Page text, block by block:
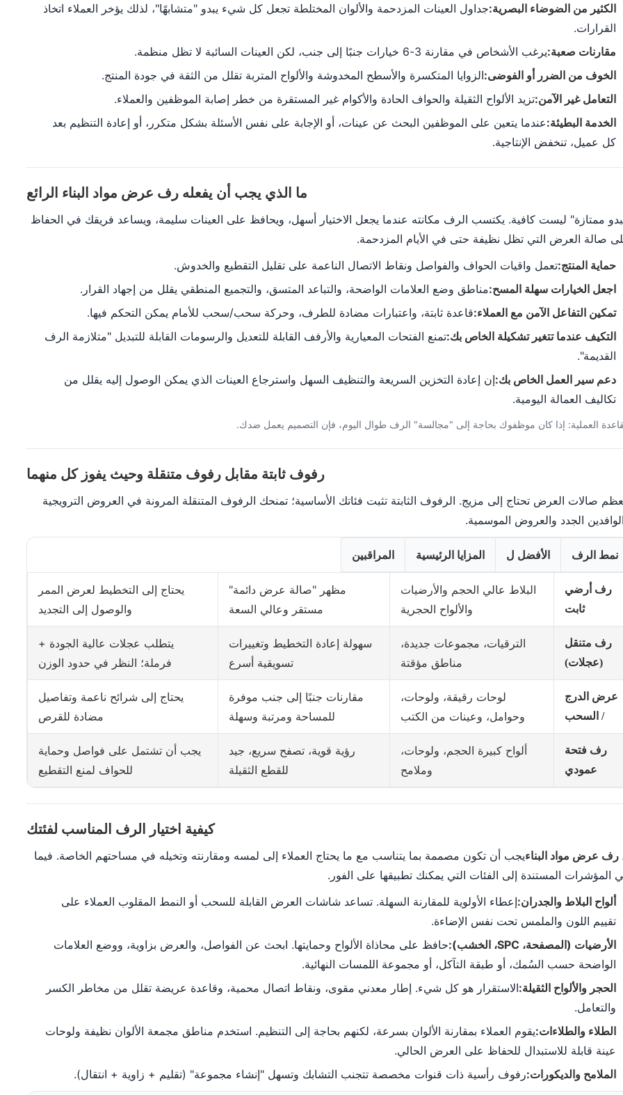
الكثير من الضوضاء البصرية:جداول العينات المزدحمة والألوان المختلطة تجعل كل شيء يبدو "متشابهًا"، لذلك يؤخر العملاء اتخاذ
القرارات.
مقارنات صعبة:يرغب الأشخاص في مقارنة 3-6 خيارات جنبًا إلى جنب، لكن العينات السائبة لا تظل منظمة.
الخوف من الضرر أو الفوضى:الزوايا المتكسرة والأسطح المخدوشة والألواح المتربة تقلل من الثقة في جودة المنتج.
التعامل غير الآمن:تزيد الألواح الثقيلة والحواف الحادة والأكوام غير المستقرة من خطر إصابة الموظفين والعملاء.
الخدمة البطيئة:عندما يتعين على الموظفين البحث عن عينات، أو الإجابة على نفس الأسئلة بشكل متكرر، أو إعادة التنظيم بعد
كل عميل، تنخفض الإنتاجية.
ما الذي يجب أن يفعله رف عرض مواد البناء الرائع
ممتازة" ليست كافية. يكتسب الرف مكانته عندما يجعل الاختيار أسهل، ويحافظ على العينات سليمة، ويساعد فريقك في الحفاظ
صالة العرض التي تظل نظيفة حتى في الأيام المزدحمة.
حماية المنتج:تعمل واقيات الحواف والفواصل ونقاط الاتصال الناعمة على تقليل التقطيع والخدوش.
اجعل الخيارات سهلة المسح:مناطق وضع العلامات الواضحة، والتباعد المتسق، والتجميع المنطقي يقلل من إجهاد القرار.
تمكين التفاعل الآمن مع العملاء:قاعدة ثابتة، واعتبارات مضادة للطرف، وحركة سحب/سحب للأمام يمكن التحكم فيها.
التكيف عندما تتغير تشكيلة الخاص بك:تمنع الفتحات المعيارية والأرفف القابلة للتعديل والرسومات القابلة للتبديل "متلازمة الرف
القديمة".
دعم سير العمل الخاص بك:إن إعادة التخزين السريعة والتنظيف السهل واسترجاع العينات الذي يمكن الوصول إليه يقلل من
تكاليف العمالة اليومية.
العملية: إذا كان موظفوك بحاجة إلى "مجالسة" الرف طوال اليوم، فإن التصميم يعمل ضدك.
رفوف ثابتة مقابل رفوف متنقلة وحيث يفوز كل منهما
صالات العرض تحتاج إلى مزيج. الرفوف الثابتة تثبت فئاتك الأساسية؛ تمنحك الرفوف المتنقلة المرونة في العروض الترويجية
الجدد والعروض الموسمية.
نمط الرف الأفضل ل المزايا الرئيسية المراقبين
رف أرضي
ثابت
البلاط عالي الحجم والأرضيات
والألواح الحجرية
مظهر "صالة عرض دائمة"
مستقر وعالي السعة
يحتاج إلى التخطيط لعرض الممر
والوصول إلى التجديد
رف متنقل
(عجلات)
الترقيات، مجموعات جديدة،
مناطق مؤقتة
سهولة إعادة التخطيط وتغييرات
تسويقية أسرع
يتطلب عجلات عالية الجودة +
فرملة؛ النظر في حدود الوزن
عرض الدرج
/ السحب
لوحات رقيقة، ولوحات،
وحوامل، وعينات من الكتب
مقارنات جنبًا إلى جنب موفرة
للمساحة ومرتبة وسهلة
يحتاج إلى شرائح ناعمة وتفاصيل
مضادة للقرص
رف فتحة
عمودي
ألواح كبيرة الحجم، ولوحات،
وملامح
رؤية قوية، تصفح سريع، جيد
للقطع الثقيلة
يجب أن تشتمل على فواصل وحماية
للحواف لمنع التقطيع
كيفية اختيار الرف المناسب لفئتك
رف عرض مواد البناءيجب أن تكون مصممة بما يتناسب مع ما يحتاج العملاء إلى لمسه ومقارنته وتخيله في مساحتهم الخاصة. فيما
المؤشرات المستندة إلى الفئات التي يمكنك تطبيقها على الفور.
ألواح البلاط والجدران:إعطاء الأولوية للمقارنة السهلة. تساعد شاشات العرض القابلة للسحب أو النمط المقلوب العملاء على
تقييم اللون والملمس تحت نفس الإضاءة.
الأرضيات (المصفحة، SPC، الخشب):
حافظ على محاذاة الألواح وحمايتها. ابحث عن الفواصل، والعرض بزاوية، ووضع العلامات
الواضحة حسب السُمك، أو طبقة التآكل، أو مجموعة اللمسات النهائية.
الحجر والألواح الثقيلة:الاستقرار هو كل شيء. إطار معدني مقوى، ونقاط اتصال محمية، وقاعدة عريضة تقلل من مخاطر الكسر
والتعامل.
الطلاء والطلاءات:يقوم العملاء بمقارنة الألوان بسرعة، لكنهم بحاجة إلى التنظيم. استخدم مناطق مجمعة الألوان نظيفة ولوحات
عينة قابلة للاستبدال للحفاظ على العرض الحالي.
الملامح والديكورات:رفوف رأسية ذات قنوات مخصصة تتجنب التشابك وتسهل "إنشاء مجموعة" (تقليم + زاوية + انتقال).